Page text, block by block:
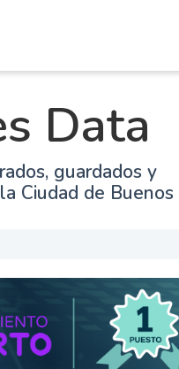
Data
guardados y
Ciudad de Buenos